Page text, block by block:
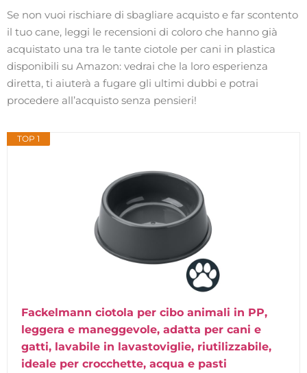
Se non vuoi rischiare di sbagliare acquisto e far scontento
il tuo cane, leggi le recensioni di coloro che hanno già
acquistato una tra le tante ciotole per cani in plastica
disponibili su Amazon: vedrai che la loro esperienza
diretta, ti aiuterà a fugare gli ultimi dubbi e potrai
procedere all’acquisto senza pensieri!
TOP 1
Fackelmann ciotola per cibo animali in PP,
leggera e maneggevole, adatta per cani e
gatti, lavabile in lavastoviglie, riutilizzabile,
ideale per crocchette, acqua e pasti